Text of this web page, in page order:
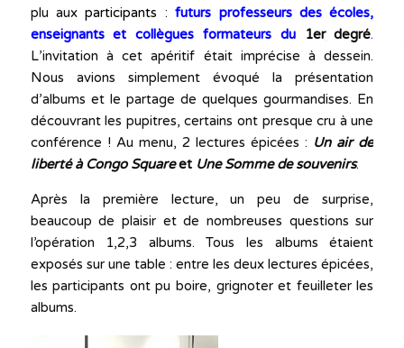
plu auxparticipants : futurs professeurs des écoles,
enseignants et collègues formateurs du
1er degré.
L’invitation à cet apéritif était imprécise à dessein.
Nous avions simplement évoqué la présentation
d’albums et le partage de quelques gourmandises. En
découvrant les pupitres, certains ont presque cru à une
conférence ! Au menu, 2 lectures épicées : Un air de
liberté à Congo Squareet Une Somme de souvenirs.
Après la première lecture, un peu de surprise,
beaucoup de plaisir et de nombreuses questions sur
l’opération 1,2,3 albums. Tous les albums étaient
exposés sur une table : entre les deux lectures épicées,
les participants ont pu boire, grignoter et feuilleter les
albums.